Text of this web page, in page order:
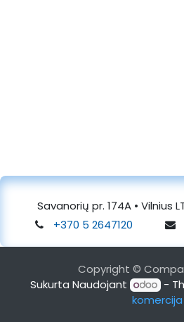
Savanorių pr. 174A • Vilnius
+370 5 2647120
Copyright ©
Sukurta Naudojant
-
komercija